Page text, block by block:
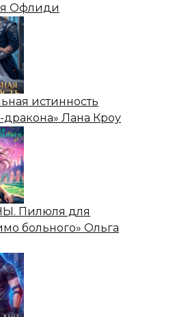
Офлиди
истинность
дракона» Лана Кроу
Пилюля для
больного» Ольга